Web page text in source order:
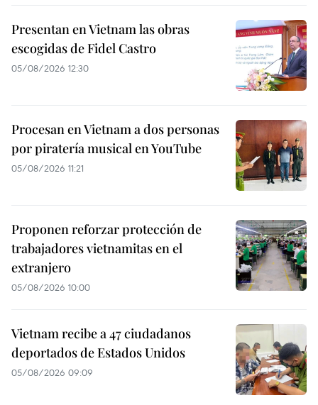
Presentan en Vietnam las obras
escogidas de Fidel Castro
05/08/2026 12:30
Procesan en Vietnam a dos personas
por piratería musical en YouTube
05/08/2026 11:21
Proponen reforzar protección de
trabajadores vietnamitas en el
extranjero
05/08/2026 10:00
Vietnam recibe a 47 ciudadanos
deportados de Estados Unidos
05/08/2026 09:09